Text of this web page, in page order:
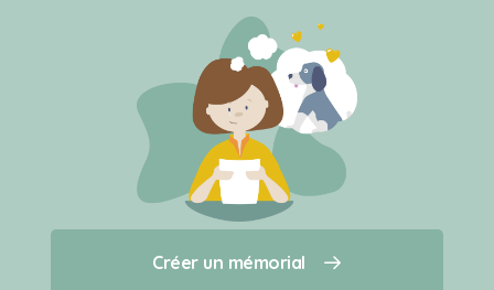
Créer un mémorial
Qui sommes-nous ?
Créer un mémorial